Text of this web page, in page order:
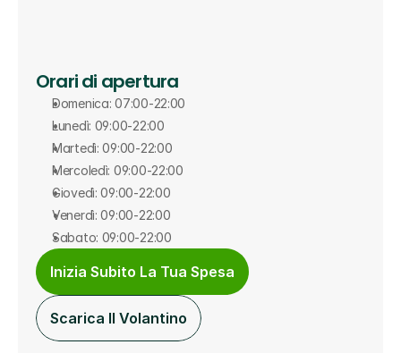
Orari di apertura
Domenica: 07:00-22:00
Lunedì: 09:00-22:00
Martedì: 09:00-22:00
Mercoledì: 09:00-22:00
Giovedì: 09:00-22:00
Venerdì: 09:00-22:00
Sabato: 09:00-22:00
Inizia Subito La Tua Spesa
Scarica Il Volantino